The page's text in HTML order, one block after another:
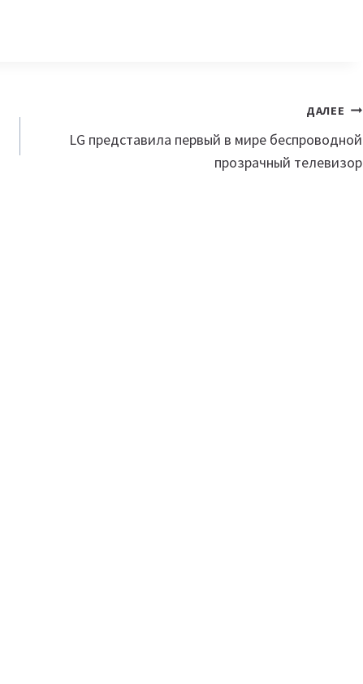
ДАЛЕЕ
LG представила первый в мире беспроводной
прозрачный телевизор